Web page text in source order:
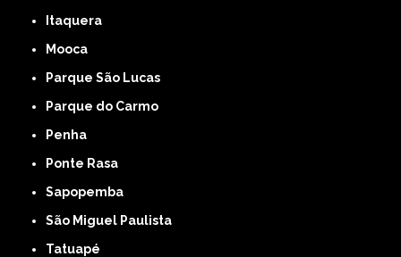
Itaquera
Mooca
Parque São Lucas
Parque do Carmo
Penha
Ponte Rasa
Sapopemba
São Miguel Paulista
Tatuapé